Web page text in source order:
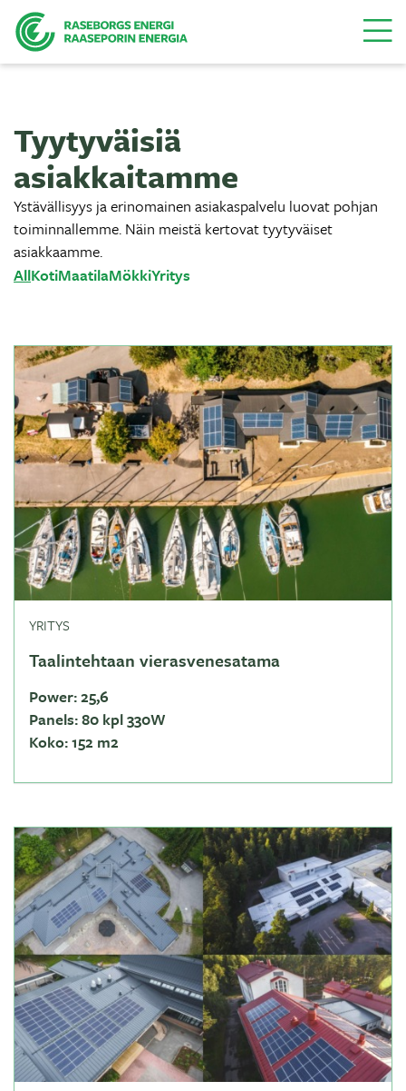
Tyytyväisiä
asiakkaitamme
Ystävällisyys ja erinomainen asiakaspalvelu luovat pohjan
toiminnallemme. Näin meistä kertovat tyytyväiset
asiakkaamme.
AllKotiMaatilaMökkiYritys
YRITYS
Taalintehtaan vierasvenesatama
Power:25,6
Panels:80 kpl 330W
Koko:152 m2